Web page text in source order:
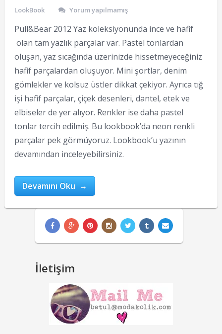
LookBook
Yorum yapılmamış
Pull&Bear 2012 Yaz koleksiyonunda ince ve hafif
olan tam yazlık parçalar var. Pastel tonlardan
oluşan, yaz sıcağında üzerinizde hissetmeyeceğiniz
hafif parçalardan oluşuyor. Mini şortlar, denim
gömlekler ve kolsuz üstler dikkat çekiyor. Ayrıca tığ
işi hafif parçalar, çiçek desenleri, dantel, etek ve
elbiseler de yer alıyor. Renkler ise daha pastel
tonlar tercih edilmiş. Bu lookbook’da neon renkli
parçalar pek görmüyoruz. Lookbook’u yazının
devamından inceleyebilirsiniz.
Devamını Oku →
İletişim